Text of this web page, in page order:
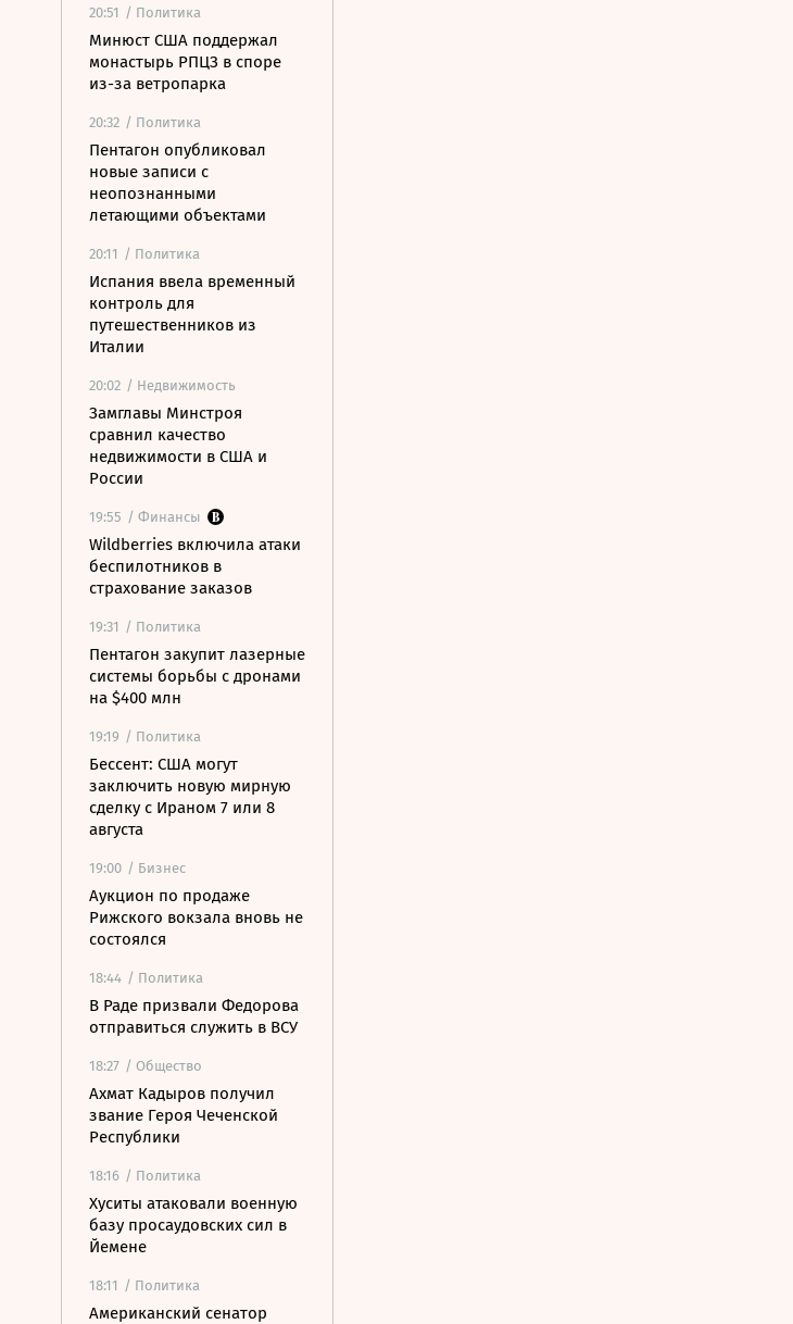
20:51 / Политика
Минюст США поддержал
монастырь РПЦЗ в споре
из-за ветропарка
20:32 / Политика
Пентагон опубликовал
новые записи с
неопознанными
летающими объектами
20:11 / Политика
Испания ввела временный
контроль для
путешественников из
Италии
20:02 / Недвижимость
Замглавы Минстроя
сравнил качество
недвижимости в США и
России
19:55 / Финансы
Wildberries включила атаки
беспилотников в
страхование заказов
19:31 / Политика
Пентагон закупит лазерные
системы борьбы с дронами
на $400 млн
19:19 / Политика
Бессент: США могут
заключить новую мирную
сделку с Ираном 7 или 8
августа
19:00 / Бизнес
Аукцион по продаже
Рижского вокзала вновь не
состоялся
18:44 / Политика
В Раде призвали Федорова
отправиться служить в ВСУ
18:27 / Общество
Ахмат Кадыров получил
звание Героя Чеченской
Республики
18:16 / Политика
Хуситы атаковали военную
базу просаудовских сил в
Йемене
18:11 / Политика
Американский сенатор